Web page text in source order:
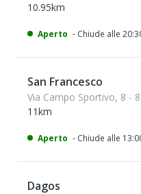
10.95km
Aperto - Chiude alle
San Francesco
Via Campo Sportivo, 8 -
11km
Aperto - Chiude alle
Dagos